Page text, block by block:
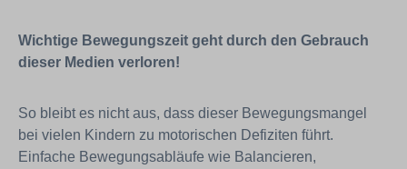
Wichtige Bewegungszeit geht durch den Gebrauch
dieser Medien verloren!
So bleibt es nicht aus, dass dieser Bewegungsmangel
bei vielen Kindern zu motorischen Defiziten führt.
Einfache Bewegungsabläufe wie Balancieren,